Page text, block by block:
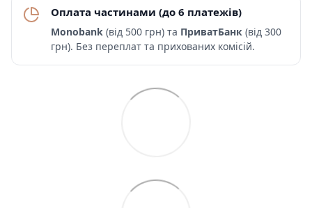
Оплата частинами (до 6 платежів)
Monobank (від 500 грн) та ПриватБанк (від 300
грн). Без переплат та прихованих комісій.